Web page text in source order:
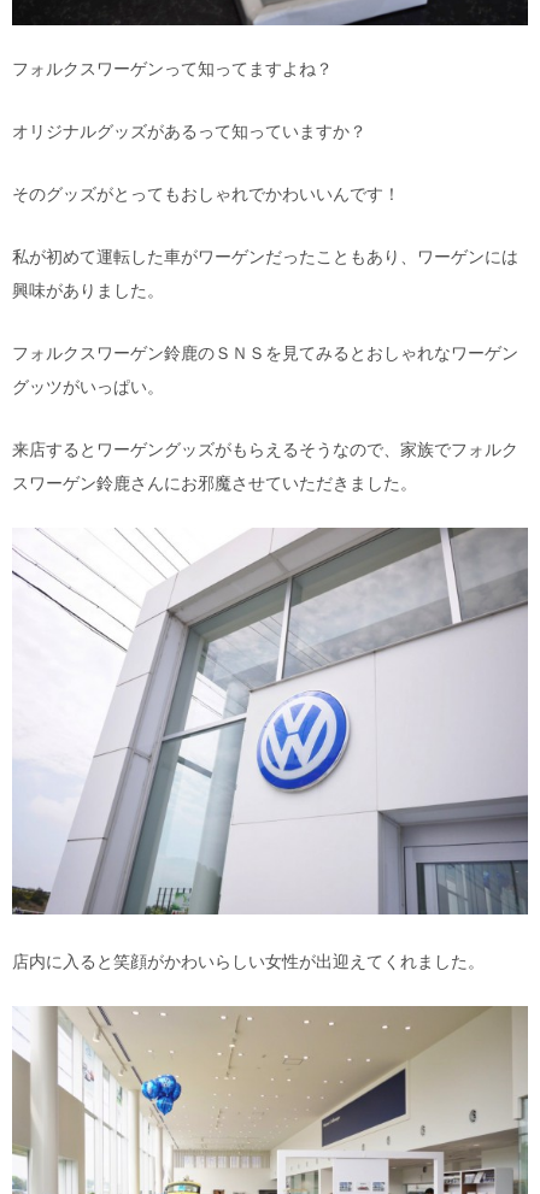
フォルクスワーゲンって知ってますよね？
オリジナルグッズがあるって知っていますか？
そのグッズがとってもおしゃれでかわいいんです！
私が初めて運転した車がワーゲンだったこともあり、ワーゲンには
興味がありました。
フォルクスワーゲン鈴鹿のＳＮＳを見てみるとおしゃれなワーゲン
グッツがいっぱい。
来店するとワーゲングッズがもらえるそうなので、家族でフォルク
スワーゲン鈴鹿さんにお邪魔させていただきました。
店内に入ると笑顔がかわいらしい女性が出迎えてくれました。